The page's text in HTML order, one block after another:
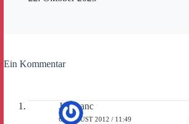
Ein Kommentar
Jan Lanc
6. AUGUST 2012 / 11:49